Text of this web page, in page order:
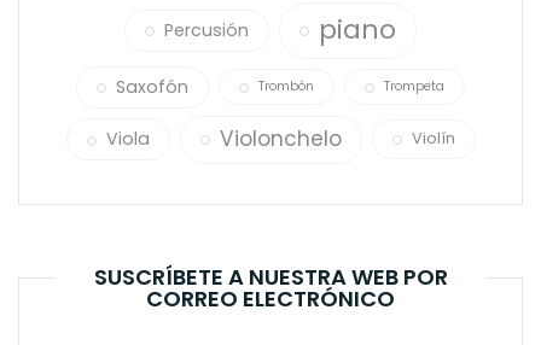
Percusión piano
Saxofón Trombón Trompeta
Viola Violonchelo Violín
SUSCRÍBETE A NUESTRA WEB POR
CORREO ELECTRÓNICO